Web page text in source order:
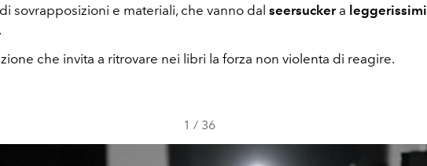
sovrapposizioni e materiali, che vanno dal seersuckera leggerissimi
.
che invita a ritrovare nei libri la forza non violenta di reagire.
1 / 36